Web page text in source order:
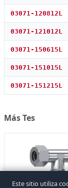
03071-120812L
03071-121012L
03071-150615L
03071-151015L
03071-151215L
Más Tes
Este sitio utiliza